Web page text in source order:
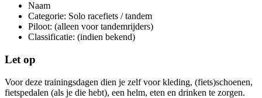
Naam
Categorie: Solo racefiets / tandem
Piloot: (alleen voor tandemrijders)
Classificatie: (indien bekend)
Let op
Voor deze trainingsdagen dien je zelf voor kleding, (fiets)schoenen,
fietspedalen (als je die hebt), een helm, eten en drinken te zorgen.